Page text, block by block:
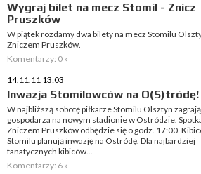
Wygraj bilet na mecz Stomil - Znicz
Pruszków
W piątek rozdamy dwa bilety na mecz Stomilu
Zniczem Pruszków.
Komentarzy: 0 »
14.11.11 13:03
Inwazja Stomilowców na O(S)tródę!
W najbliższą sobotę piłkarze Stomilu Olsztyn
gospodarza na nowym stadionie w Ostródzie.
Zniczem Pruszków odbędzie się o godz. 17:00.
Stomilu planują inwazję na Ostródę. Dla najbardziej
fanatycznych kibiców...
Komentarzy: 6 »